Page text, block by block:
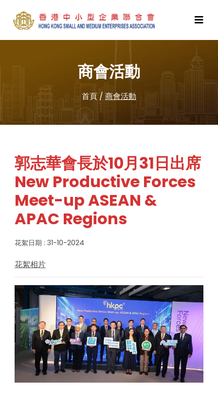
商會活動
首頁/ 商會活動
郭志華會長於10月31日出席
New Productive Forces
Meet-up ASEAN &
APAC Regions
花絮日期 : 31-10-2024
花絮相片